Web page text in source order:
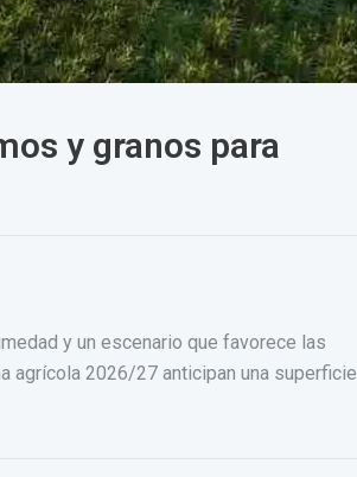
y granos para
y un escenario que favorece las
agrícola 2026/27 anticipan una superficie